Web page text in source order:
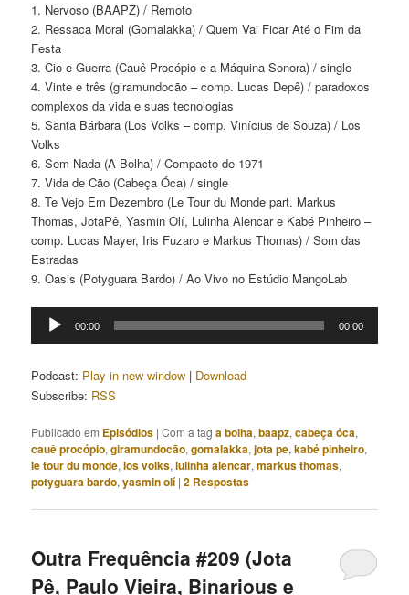
1. Nervoso (BAAPZ) / Remoto
2. Ressaca Moral (Gomalakka) / Quem Vai Ficar Até o Fim da
Festa
3. Cio e Guerra (Cauê Procópio e a Máquina Sonora) / single
4. Vinte e três (giramundocão – comp. Lucas Depê) / paradoxos
complexos da vida e suas tecnologias
5. Santa Bárbara (Los Volks – comp. Vinícius de Souza) / Los
Volks
6. Sem Nada (A Bolha) / Compacto de 1971
7. Vida de Cão (Cabeça Óca) / single
8. Te Vejo Em Dezembro (Le Tour du Monde part. Markus
Thomas, JotaPê, Yasmin Olí, Lulinha Alencar e Kabé Pinheiro –
comp. Lucas Mayer, Iris Fuzaro e Markus Thomas) / Som das
Estradas
9. Oasis (Potyguara Bardo) / Ao Vivo no Estúdio MangoLab
Tocador
00:00 00:00
Podcast: Play in new window | Download
Subscribe: RSS
Publicado em Episódios |Com a taga bolha,baapz,cabeça óca,
cauê procópio,giramundocão,gomalakka,jota pe,kabé pinheiro,
le tour du monde,los volks,lulinha alencar,markus thomas,
potyguara bardo,yasmin olí |2 Respostas
Outra Frequência #209 (Jota
Pê, Paulo Vieira, Binarious e